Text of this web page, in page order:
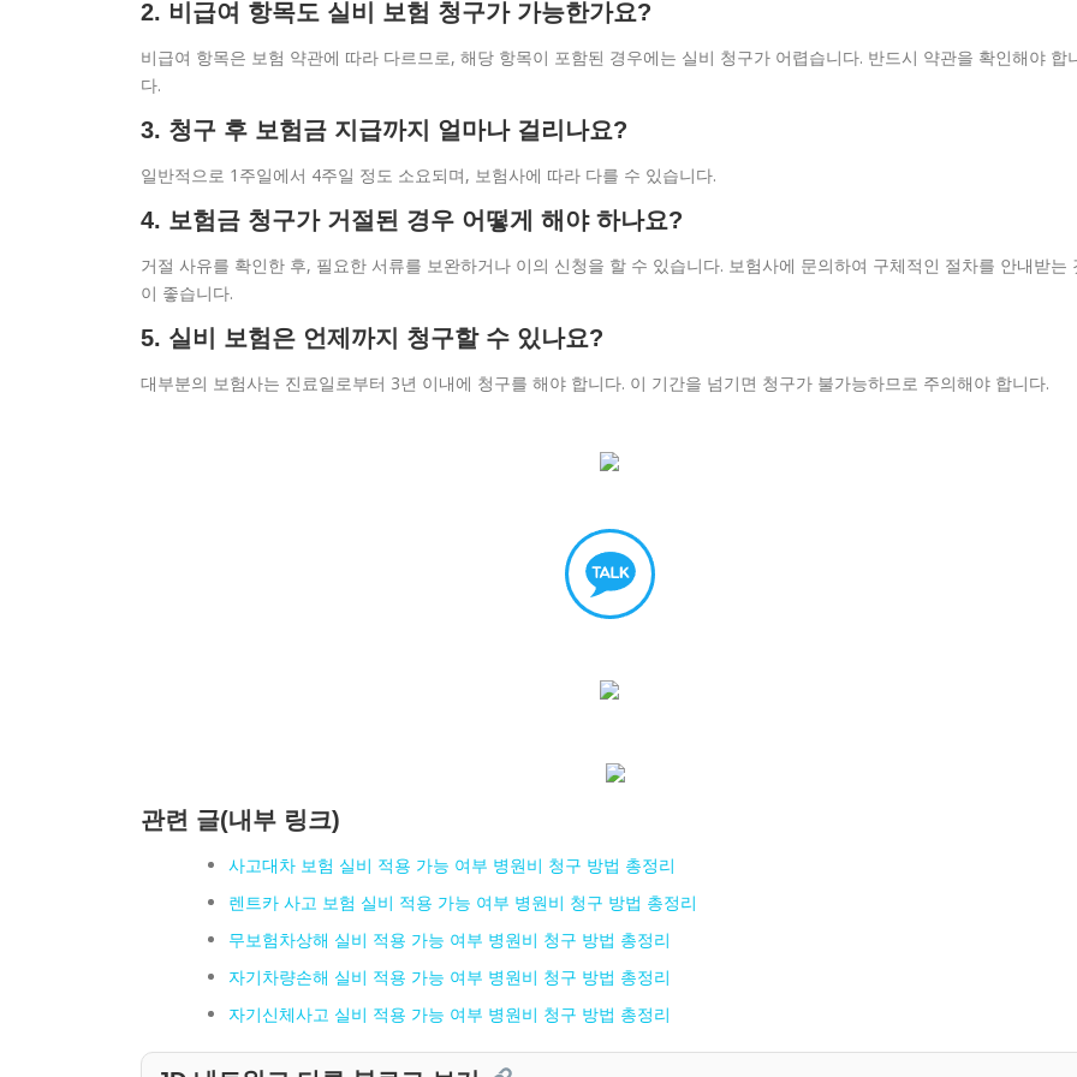
2. 비급여 항목도 실비 보험 청구가 가능한가요?
비급여 항목은 보험 약관에 따라 다르므로, 해당 항목이 포함된 경우에는 실비 청구가 어렵습니다. 반드시 약관을 확인해야 합
다.
3. 청구 후 보험금 지급까지 얼마나 걸리나요?
일반적으로 1주일에서 4주일 정도 소요되며, 보험사에 따라 다를 수 있습니다.
4. 보험금 청구가 거절된 경우 어떻게 해야 하나요?
거절 사유를 확인한 후, 필요한 서류를 보완하거나 이의 신청을 할 수 있습니다. 보험사에 문의하여 구체적인 절차를 안내받는
이 좋습니다.
5. 실비 보험은 언제까지 청구할 수 있나요?
대부분의 보험사는 진료일로부터 3년 이내에 청구를 해야 합니다. 이 기간을 넘기면 청구가 불가능하므로 주의해야 합니다.
관련 글(내부 링크)
사고대차 보험 실비 적용 가능 여부 병원비 청구 방법 총정리
렌트카 사고 보험 실비 적용 가능 여부 병원비 청구 방법 총정리
무보험차상해 실비 적용 가능 여부 병원비 청구 방법 총정리
자기차량손해 실비 적용 가능 여부 병원비 청구 방법 총정리
자기신체사고 실비 적용 가능 여부 병원비 청구 방법 총정리